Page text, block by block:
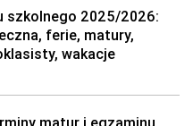
szkolnego 2025/2026:
ferie, matury,
wakacje
matur i egzaminu